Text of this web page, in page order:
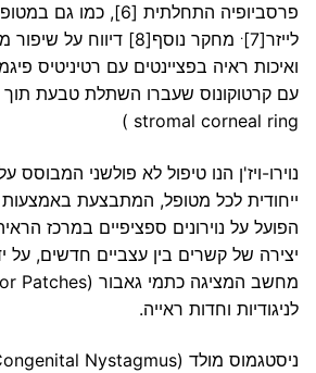
פרסביופיה התחלתית [6]
, כמו גם
לייזר[7]
. מחקר נוסף[8]
דיווח על
stromal corneal ring )
נוירו-ויז'ן הנו טיפול לא פולשני
ייחודית לכל מטופל, המתבצעת באמצעות
הפועל על נוירונים ספציפיים במרכז
יצירה של קשרים בין עצביים חדשים, על
לניגודיות וחדות ראייה.